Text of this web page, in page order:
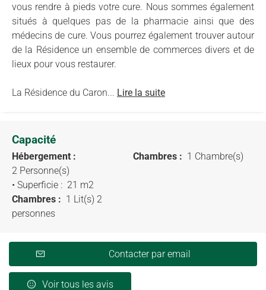
vous rendre à pieds votre cure. Nous sommes également
situés à quelques pas de la pharmacie ainsi que des
médecins de cure. Vous pourrez également trouver autour
de la Résidence un ensemble de commerces divers et de
lieux pour vous restaurer.
La Résidence du Caron... Lire la suite
Capacité
Hébergement :
2 Personne(s)
• Superficie : 21 m2
Chambres : 1 Chambre(s)
Chambres : 1 Lit(s) 2
personnes
Contacter par email
Voir tous les avis